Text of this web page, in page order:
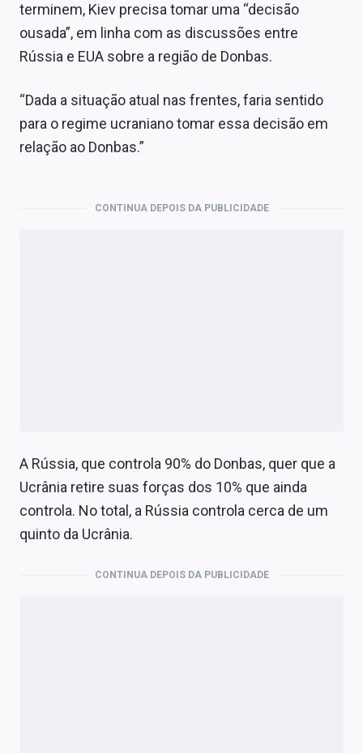
terminem, Kiev precisa tomar uma “decisão
ousada”, em linha com as discussões entre
Rússia e EUA sobre a região de Donbas.
“Dada a situação atual nas frentes, faria sentido
para o regime ucraniano tomar essa decisão em
relação ao Donbas.”
CONTINUA DEPOIS DA PUBLICIDADE
A Rússia, que controla 90% do Donbas, quer que a
Ucrânia retire suas forças dos 10% que ainda
controla. No total, a Rússia controla cerca de um
quinto da Ucrânia.
CONTINUA DEPOIS DA PUBLICIDADE